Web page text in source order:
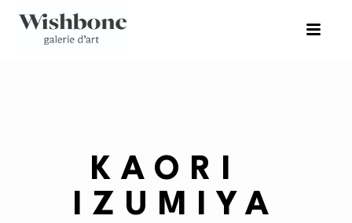
KAORI
IZUMIYA